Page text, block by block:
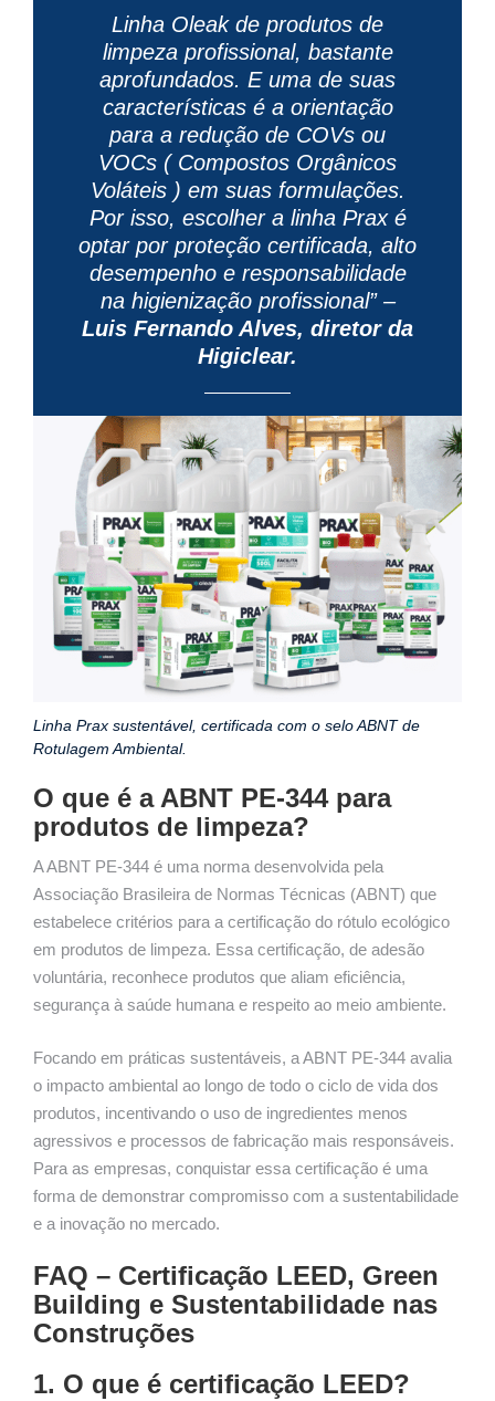
Linha Oleak de produtos de
limpeza profissional, bastante
aprofundados. E uma de suas
características é a orientação
para a redução de COVs ou
VOCs ( Compostos Orgânicos
Voláteis ) em suas formulações.
Por isso, escolher a linha Prax é
optar por proteção certificada, alto
desempenho e responsabilidade
na higienização profissional” –
Luis Fernando Alves, diretor da
Higiclear.
Linha Prax sustentável, certificada com o selo ABNT de
Rotulagem Ambiental.
O que é a ABNT PE-344 para
produtos de limpeza?
A ABNT PE-344 é uma norma desenvolvida pela
Associação Brasileira de Normas Técnicas (ABNT) que
estabelece critérios para a certificação do rótulo ecológico
em produtos de limpeza. Essa certificação, de adesão
voluntária, reconhece produtos que aliam eficiência,
segurança à saúde humana e respeito ao meio ambiente.
Focando em práticas sustentáveis, a ABNT PE-344 avalia
o impacto ambiental ao longo de todo o ciclo de vida dos
produtos, incentivando o uso de ingredientes menos
agressivos e processos de fabricação mais responsáveis.
Para as empresas, conquistar essa certificação é uma
forma de demonstrar compromisso com a sustentabilidade
e a inovação no mercado.
FAQ – Certificação LEED, Green
Building e Sustentabilidade nas
Construções
1. O que é certificação LEED?